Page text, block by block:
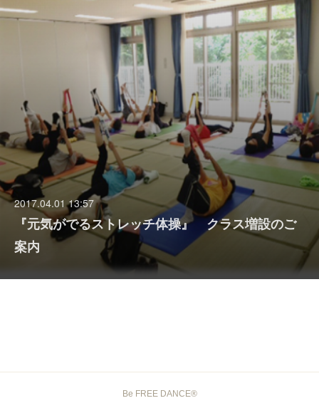
2017.04.01 13:57
『元気がでるストレッチ体操』 クラス増設のご
案内
Be FREE DANCE®